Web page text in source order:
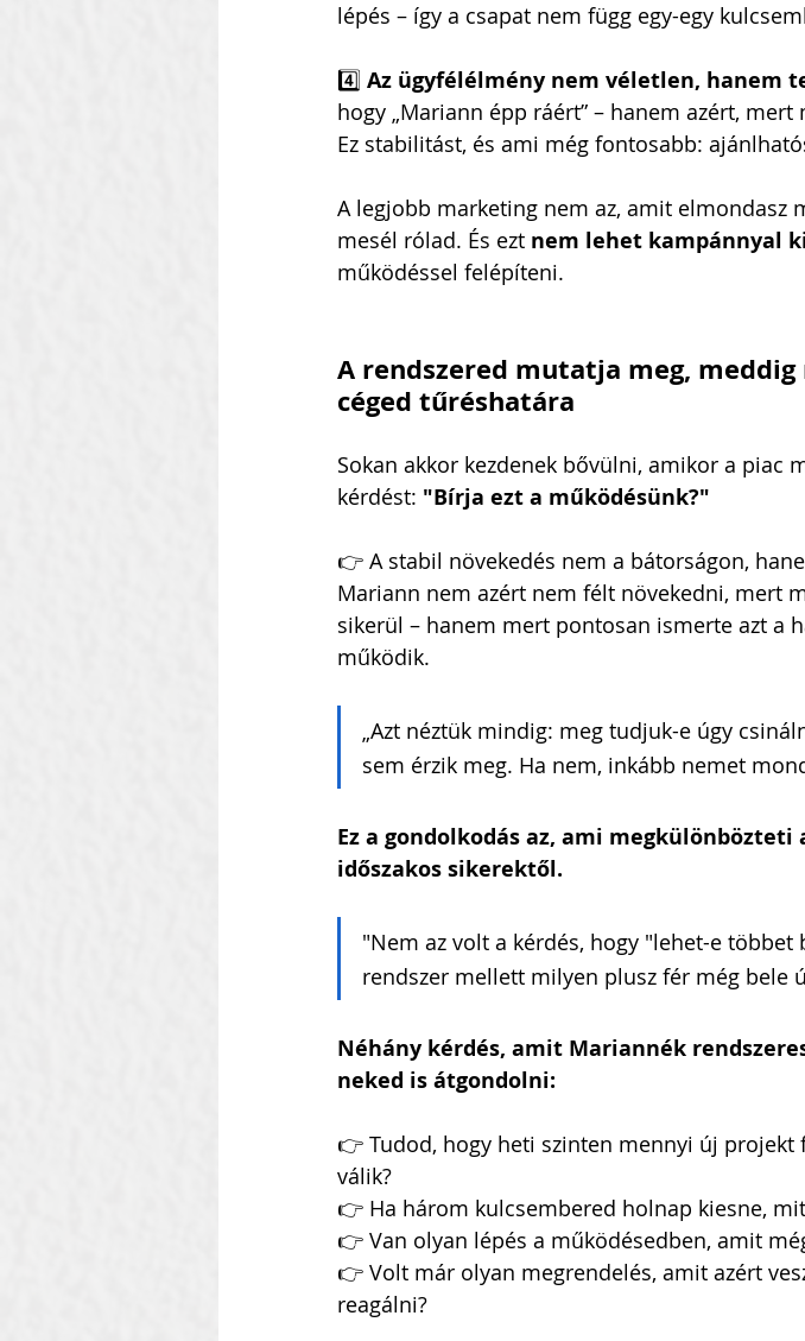
lépés – így a csapat nem függ egy-egy
4️⃣ Az ügyfélélmény nem véletlen, hanem
hogy „Mariann épp ráért” – hanem azért,
Ez stabilitást, és ami még fontosabb:
A legjobb marketing nem az, amit elmondasz
mesél rólad. És ezt nem lehet kampánnyal
működéssel felépíteni.
A rendszered mutatja meg, meddig
céged tűréshatára
Sokan akkor kezdenek bővülni, amikor a piac
kérdést: "Bírja ezt a működésünk?"
👉 A stabil növekedés nem a bátorságon,
Mariann nem azért nem félt növekedni, mert
sikerül – hanem mert pontosan ismerte azt a
működik.
„Azt néztük mindig: meg tudjuk-e úgy
sem érzik meg. Ha nem, inkább nemet
Ez a gondolkodás az, ami
időszakos sikerektől.
"Nem az volt a kérdés, hogy "lehet-e többet
rendszer mellett milyen plusz fér még bele
Néhány kérdés, amit Mariannék
neked is átgondolni:
👉 Tudod, hogy heti szinten mennyi új
válik?
👉 Ha három kulcsembered holnap kiesne,
👉 Van olyan lépés a működésedben, amit
👉 Volt már olyan megrendelés, amit azért
reagálni?